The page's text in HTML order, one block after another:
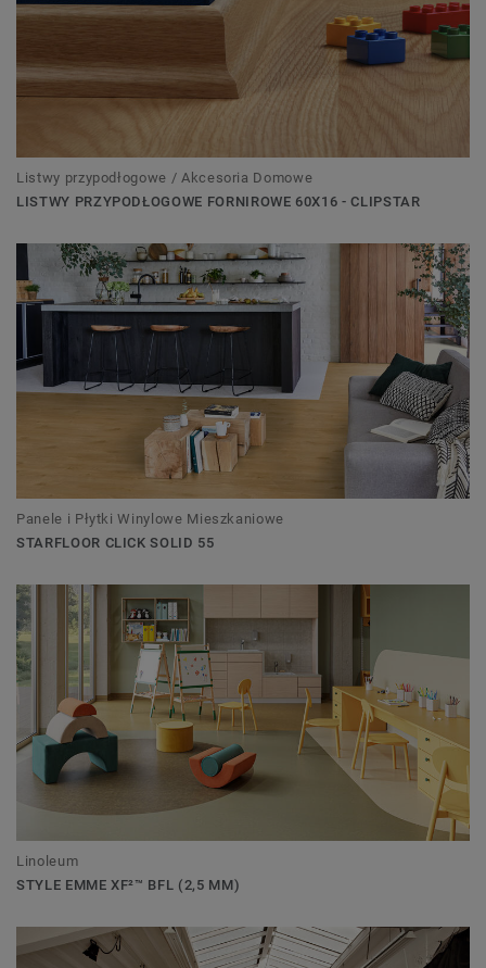
Listwy przypodłogowe / Akcesoria Domowe
LISTWY PRZYPODŁOGOWE FORNIROWE 60X16 - CLIPSTAR
Panele i Płytki Winylowe Mieszkaniowe
STARFLOOR CLICK SOLID 55
Linoleum
STYLE EMME XF²™ BFL (2,5 MM)